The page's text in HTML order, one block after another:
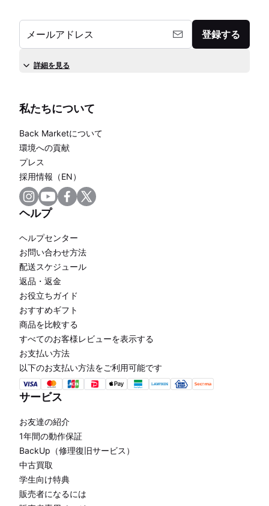
メールアドレス 登録する
詳細を見る
私たちについて
Back Marketについて
環境への貢献
プレス
採用情報（EN）
ヘルプ
ヘルプセンター
お問い合わせ方法
配送スケジュール
返品・返金
お役立ちガイド
おすすめギフト
商品を比較する
すべてのお客様レビューを表示する
お支払い方法
以下のお支払い方法をご利用可能です
サービス
お友達の紹介
1年間の動作保証
BackUp（修理復旧サービス）
中古買取
学生向け特典
販売者になるには